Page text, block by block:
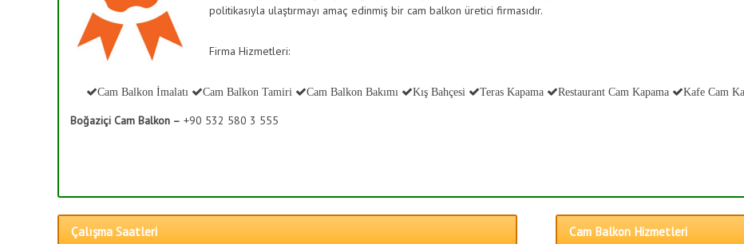
ş
a
ç
e
s
t
e
a
K
p
a
politikasıyla ulaştırmayı amaç edinmiş bir cam balkon üretici firmasıdır.
Firma Hizmetleri:
Cam Balkon İmalatı Cam Balkon Tamiri Cam Balkon Bakımı Kış Bahçesi Teras Kapama Restaurant Cam Kapama Kafe Cam
Boğaziçi Cam Balkon – +90 532 580 3 555
Çalışma Saatleri Cam Balkon Hizmetleri